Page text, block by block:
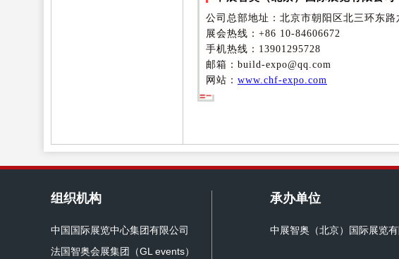
公司总部地址：北京市朝阳区北三环东
展会热线：+86 10-84606672
手机热线：13901295728
邮箱：build-expo@qq.com
网站： www.chf-expo.com
组织机构
中国国际展览中心集团有限公司
法国智奥会展集团（GL events）
承办单位
中展智奥（北京）国际展览有